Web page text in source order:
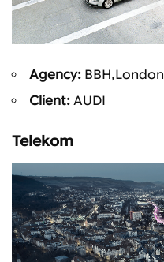
Agency:BBH,London
Client:AUDI
Telekom